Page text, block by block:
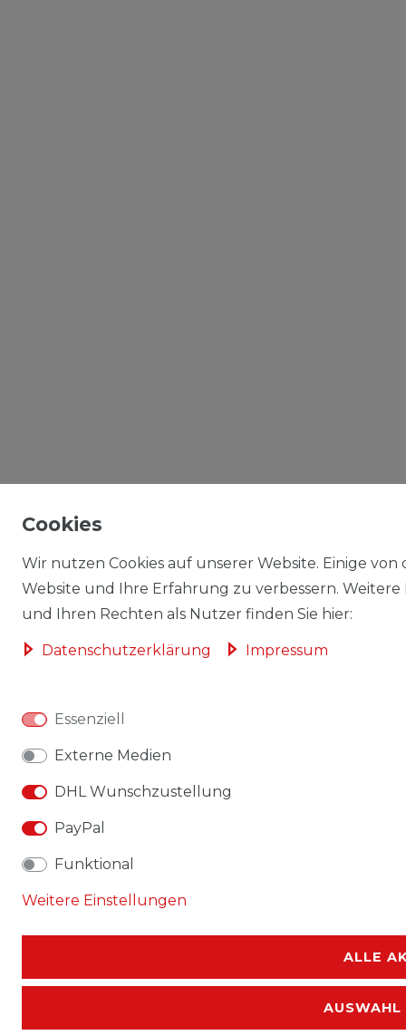
Cookies
Wir nutzen Cookies auf unserer Website. Einige
Website und Ihre Erfahrung zu verbessern.
und Ihren Rechten als Nutzer finden Sie hier:
Daten­schutz­erklärung Impressum
Essenziell
Externe Medien
DHL Wunschzustellung
PayPal
Funktional
Weitere Einstellungen
ALLE
AUSWAHL